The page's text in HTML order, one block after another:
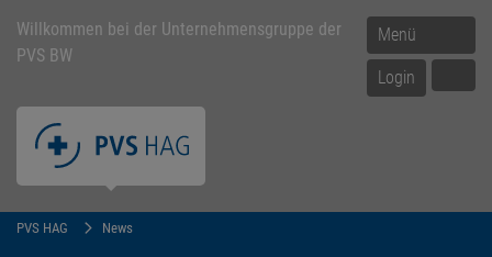
Menü
Login
Willkommen bei der Unternehmensgruppe der
PVS BW
PVS HAG News